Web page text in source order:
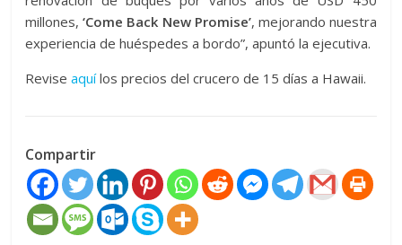
millones,‘Come Back New Promise’, mejorando nuestra
experiencia de huéspedes a bordo”, apuntó la ejecutiva.
Reviseaquílos precios del crucero de 15 días a Hawaii.
Compartir